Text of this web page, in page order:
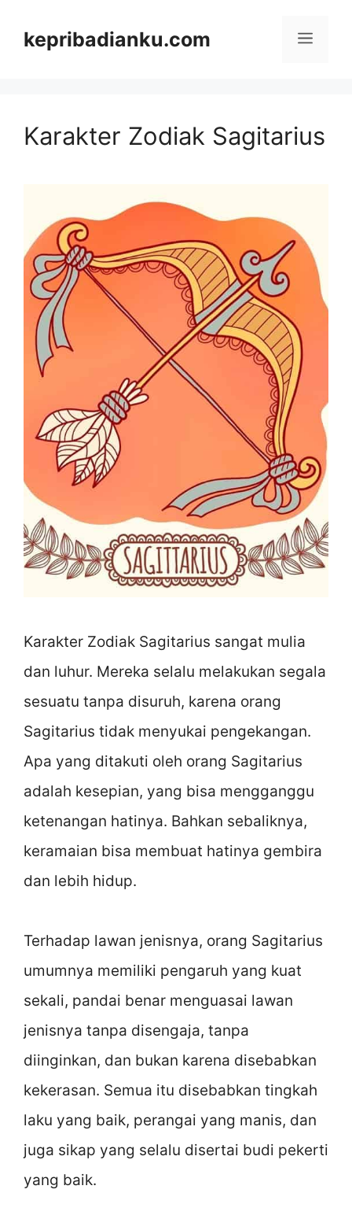
kepribadianku.com Menu
Karakter Zodiak Sagitarius
Karakter Zodiak Sagitarius sangat mulia
dan luhur. Mereka selalu melakukan segala
sesuatu tanpa disuruh, karena orang
Sagitarius tidak menyukai pengekangan.
Apa yang ditakuti oleh orang Sagitarius
adalah kesepian, yang bisa mengganggu
ketenangan hatinya. Bahkan sebaliknya,
keramaian bisa membuat hatinya gembira
dan lebih hidup.
Terhadap lawan jenisnya, orang Sagitarius
umumnya memiliki pengaruh yang kuat
sekali, pandai benar menguasai lawan
jenisnya tanpa disengaja, tanpa
diinginkan, dan bukan karena disebabkan
kekerasan. Semua itu disebabkan tingkah
laku yang baik, perangai yang manis, dan
juga sikap yang selalu disertai budi pekerti
yang baik.